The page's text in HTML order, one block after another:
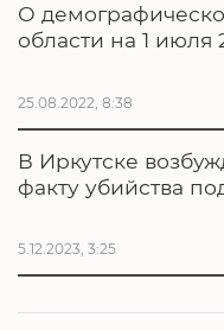
О
области на 1 июля
25.08.2022, 8:38
В Иркутске
факту убийства
5.12.2023, 3:25